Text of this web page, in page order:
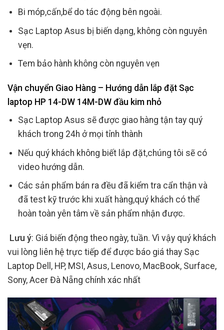
Bi móp,cấn,bể do tác động bên ngoài.
Sạc Laptop Asus bị biến dạng, không còn nguyên
vẹn.
Tem bảo hành không còn nguyên vẹn
Vận chuyển Giao Hàng – Hướng dẫn lắp đặt Sạc
laptop HP 14-DW 14M-DW đầu kim nhỏ
Sạc Laptop Asus sẽ được giao hàng tận tay quý
khách trong 24h ở mọi tỉnh thành
Nếu quý khách không biết lắp đặt,chúng tôi sẽ có
video hướng dẫn.
Các sản phẩm bán ra đều đã kiểm tra cẩn thận và
đã test kỹ trước khi xuất hàng,quý khách có thể
hoàn toàn yên tâm về sản phẩm nhận được.
Lưu ý: Giá biến động theo ngày, tuần. Vì vậy quý khách
vui lòng liên hệ trực tiếp để được báo giá thay Sạc
Laptop Dell, HP, MSI, Asus, Lenovo, MacBook, Surface,
Sony, Acer Đà Nẵng chính xác nhất